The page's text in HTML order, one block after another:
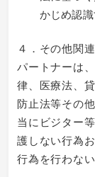
かじめ認識
４．その他関
パートナーは
律、医療法、
防止法等その
当にビジター
護しない行為
行為を行わな